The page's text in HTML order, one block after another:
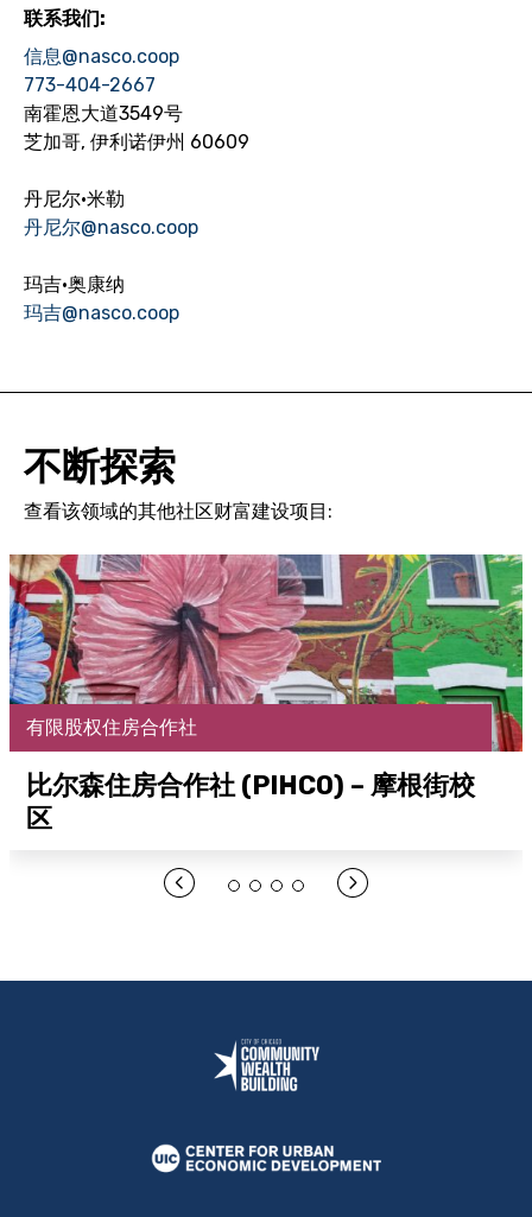
联系我们:
信息@nasco.coop
773-404-2667
南霍恩大道3549号
芝加哥, 伊利诺伊州 60609
丹尼尔·米勒
丹尼尔@nasco.coop
玛吉·奥康纳
玛吉@nasco.coop
不断探索
查看该领域的其他社区财富建设项目:
有限股权住房合作社
比尔森住房合作社 (PIHCO) – 摩根街校
区